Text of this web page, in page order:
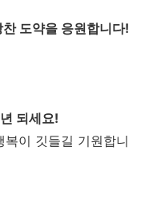
도약을 응원합니다!
되세요!
이 깃들길 기원합니